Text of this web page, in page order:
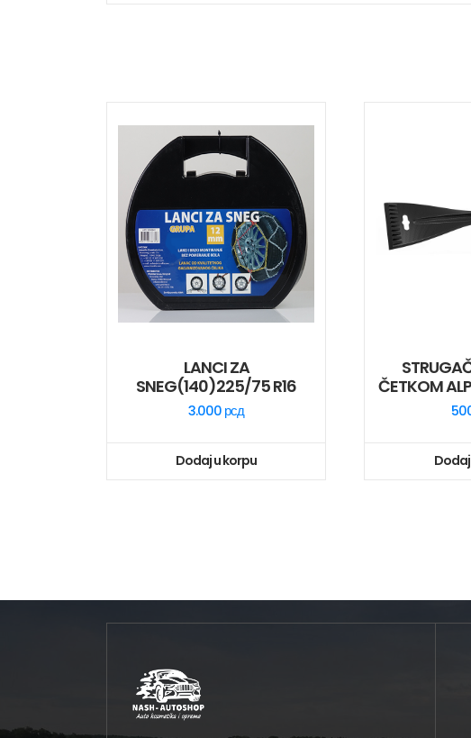
LANCI ZA
SNEG(140)225/75 R16
3.000 рсд
Dodaj u korpu
ČETKOM